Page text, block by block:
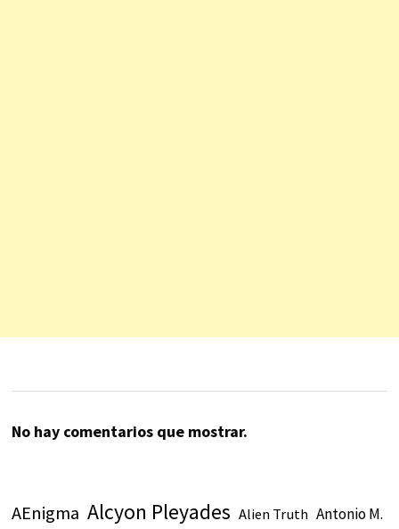
No hay comentarios que mostrar.
AEnigma Alcyon Pleyades Alien Truth Antonio M.